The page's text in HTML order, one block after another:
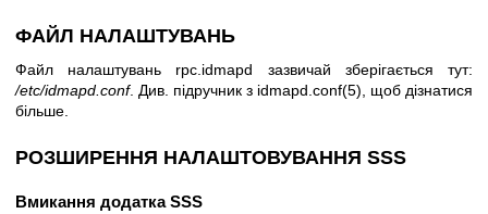
ФАЙЛ НАЛАШТУВАНЬ
Файл налаштувань rpc.idmapd зазвичай зберігається тут:
/etc/idmapd.conf. Див. підручник з idmapd.conf(5) , щоб дізнатися
більше.
РОЗШИРЕННЯ НАЛАШТОВУВАННЯ SSS
Вмикання додатка SSS